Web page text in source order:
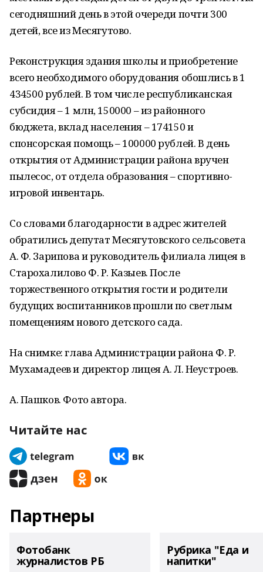
сегодняшний день в этой очереди почти 300
детей, все из Месягутово.
Реконструкция здания школы и приобретение
всего необходимого оборудования обошлись в 1
434500 рублей. В том числе республиканская
субсидия – 1 млн, 150000 – из районного
бюджета, вклад населения – 174150 и
спонсорская помощь – 100000 рублей. В день
открытия от Администрации района вручен
пылесос, от отдела образования – спортивно-
игровой инвентарь.
Со словами благодарности в адрес жителей
обратились депутат Месягутовского сельсовета
А. Ф. Зарипова и руководитель филиала лицея в
Старохалилово Ф. Р. Казыев. После
торжественного открытия гости и родители
будущих воспитанников прошли по светлым
помещениям нового детского сада.
На снимке: глава Администрации района Ф. Р.
Мухамадеев и директор лицея А. Л. Неустроев.
А. Пашков. Фото автора.
Читайте нас
Партнеры
Фотобанк
журналистов РБ
Рубрика "Еда и
напитки"